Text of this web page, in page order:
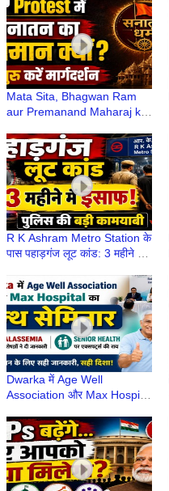
Mata Sita, Bhagwan Ram
aur Premanand Maharaj ka
था?
R K Ashram Metro Station के
पास पहाड़गंज लूट कांड: 3 महीने में
Dwarka में Age Well
Association और Max Hospital
और Senior Health पर विशेषज्ञों ने
दी जानकारी